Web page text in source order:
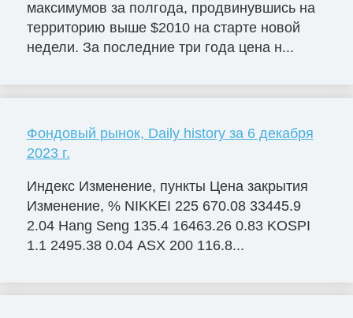
максимумов за полгода, продвинувшись на
территорию выше $2010 на старте новой
недели. За последние три года цена н...
Фондовый рынок, Daily history за 6 декабря
2023 г.
Индекс Изменение, пункты Цена закрытия
Изменение, % NIKKEI 225 670.08 33445.9
2.04 Hang Seng 135.4 16463.26 0.83 KOSPI
1.1 2495.38 0.04 ASX 200 116.8...